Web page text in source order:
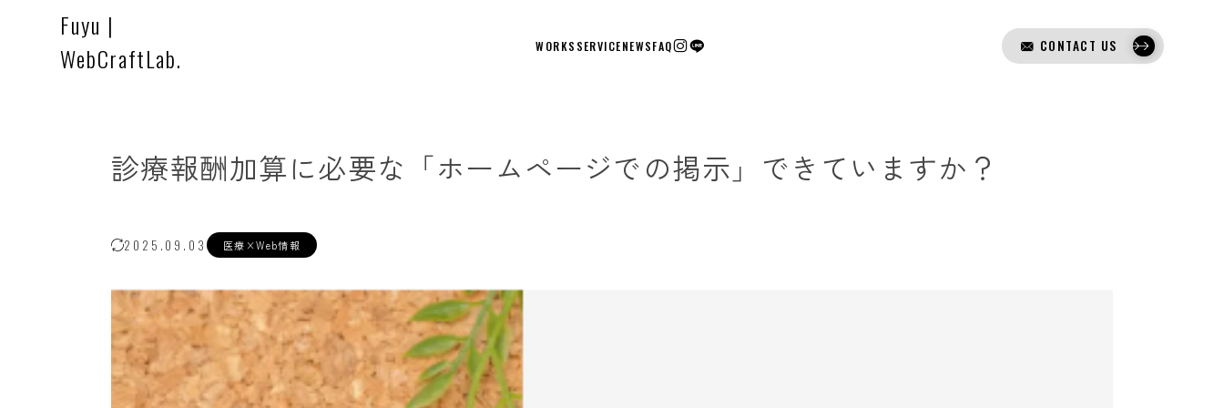
Fuyu |
WebCraftLab.
WORKS SERVICENEWSFAQ CONTACT US
診療報酬加算に必要な「ホームページでの掲示」できていますか？
2025.09.03 医療×Web情報